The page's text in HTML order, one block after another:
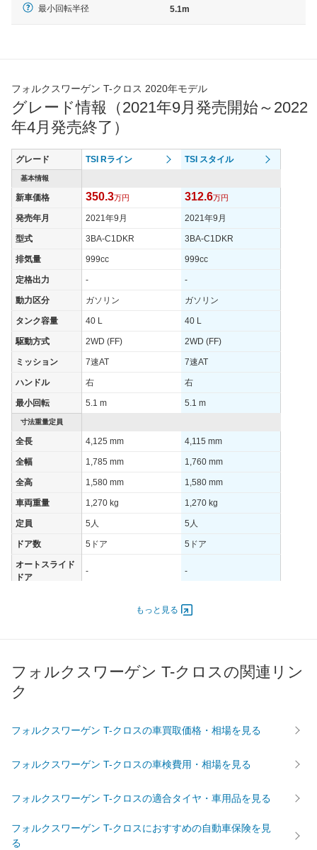
最小回転半径 5.1m
フォルクスワーゲン T-クロス 2020年モデル
グレード情報（2021年9月発売開始～2022
年4月発売終了）
グレード TSI Rライン TSI スタイル
基本情報
新車価格 350.3万円 312.6万円
発売年月 2021年9月 2021年9月
型式 3BA-C1DKR 3BA-C1DKR
排気量 999cc 999cc
定格出力 - -
動力区分 ガソリン ガソリン
タンク容量 40 L 40 L
駆動方式 2WD (FF) 2WD (FF)
ミッション 7速AT 7速AT
ハンドル 右 右
最小回転 5.1 m 5.1 m
寸法重量定員
全長 4,125 mm 4,115 mm
全幅 1,785 mm 1,760 mm
全高 1,580 mm 1,580 mm
車両重量 1,270 kg 1,270 kg
定員 5人 5人
ドア数 5ドア 5ドア
オートスライド
ドア
- -
85.00 [116]/ 5,000 85.00 [116]/ 5,000
タイヤ
前輪サイズ
燃費
WLTC/郊外 17.1km/L 17.1km/L
JC08 19.3km/L 19.3km/L
もっと見る
フォルクスワーゲン T-クロスの関連リン
ク
フォルクスワーゲン T-クロスの車買取価格・相場を見る
フォルクスワーゲン T-クロスの車検費用・相場を見る
フォルクスワーゲン T-クロスの適合タイヤ・車用品を見る
フォルクスワーゲン T-クロスにおすすめの自動車保険を見
る